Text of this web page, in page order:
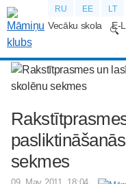
RU EE LT
Vecāku skola E-
sekmes